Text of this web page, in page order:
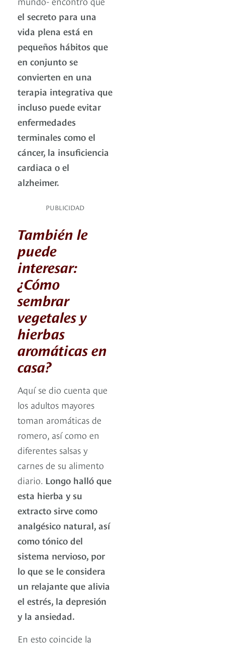
el secreto para una
vida plena está en
pequeños hábitos que
en conjunto se
convierten en una
terapia integrativa que
incluso puede evitar
enfermedades
terminales como el
cáncer, la insuficiencia
cardiaca o el
alzheimer.
PUBLICIDAD
También le
puede
interesar:
¿Cómo
sembrar
vegetales y
hierbas
aromáticas en
casa?
Aquí se dio cuenta que
los adultos mayores
toman aromáticas de
romero, así como en
diferentes salsas y
carnes de su alimento
diario. Longo halló que
esta hierba y su
extracto sirve como
analgésico natural, así
como tónico del
sistema nervioso, por
lo que se le considera
un relajante que alivia
el estrés, la depresión
y la ansiedad.
En esto coincide la